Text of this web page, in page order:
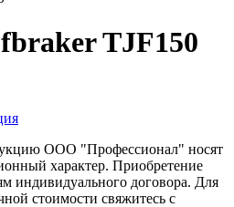
TJF150
ООО "Профессионал" носят
характер. Приобретение
индивидуального договора. Для
стоимости свяжитесь с